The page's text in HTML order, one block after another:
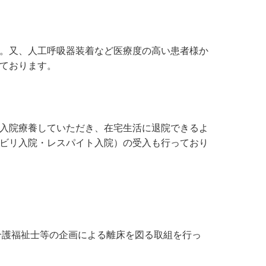
又、人工呼吸器装着など医療度の高い患者様か
おります。
療養していただき、在宅生活に退院できるよ
リ入院・レスパイト入院）の受入も行っており
福祉士等の企画による離床を図る取組を行っ